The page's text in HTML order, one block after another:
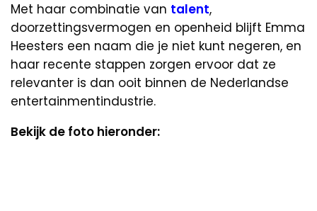
Met haar combinatie van talent,
doorzettingsvermogen en openheid blijft Emma
Heesters een naam die je niet kunt negeren, en
haar recente stappen zorgen ervoor dat ze
relevanter is dan ooit binnen de Nederlandse
entertainmentindustrie.
Bekijk de foto hieronder: